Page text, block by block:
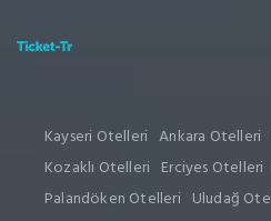
Kayseri Otelleri Ankara Otelleri
Kozaklı Otelleri Erciyes Otelleri
Palandöken Otelleri Uludağ